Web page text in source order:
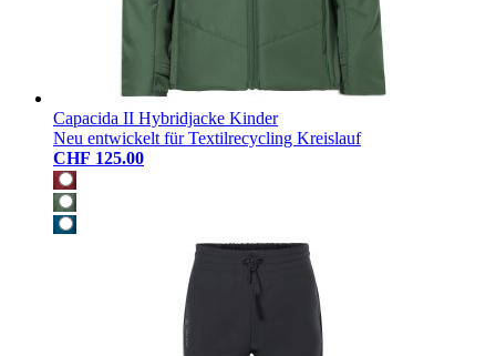
Capacida II Hybridjacke Kinder
Neu entwickelt für Textilrecycling Kreislauf
CHF 125.00